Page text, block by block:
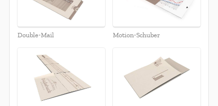
Double-Mail Motion-Schuber